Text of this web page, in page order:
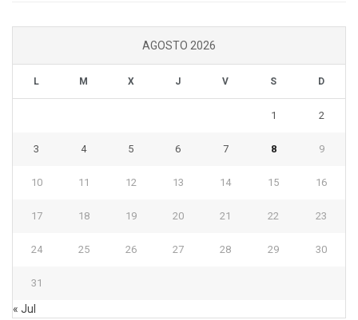
AGOSTO 2026
L M X J V S D
1 2
3 4 5 6 7 8 9
10 11 12 13 14 15 16
17 18 19 20 21 22 23
24 25 26 27 28 29 30
31
« Jul